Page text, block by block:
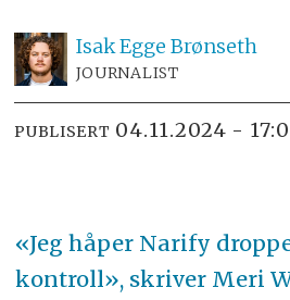
IsakEgge Brønseth
JOURNALIST
PUBLISERT 04.11.2024 -
«Jeg håper Narify
kontroll», skriver Meri